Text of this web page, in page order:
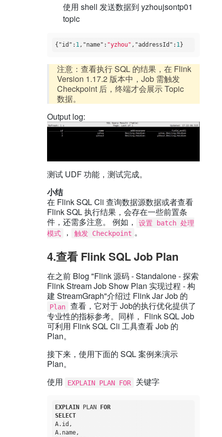
使用 shell 发送数据到 yzhoujsontp01
topic
{ "id" : 1 , "name" : "yzhou" , "addressId" : 1
注意：查看执行 SQL 的结果，在 Flink
Version 1.17.2 版本中，Job 需触发
Checkpoint 后，终端才会展示 Topic
数据。
Output log:
测试 UDF 功能，测试完成。
小结
在 Flink SQL Cli 查询数据源数据或者查看
Flink SQL 执行结果，会存在一些前置条
件，还需多注意。 例如，
设置 batch 处理
模式
， 触发 Checkpoint 。
4.查看 Flink SQL Job Plan
在之前 Blog "Flink 源码 - Standalone - 探索
Flink Stream Job Show Plan 实现过程 - 构
建 StreamGraph"介绍过 Flink Jar Job 的
Plan
查看，它对于 Job的执行优化提供了
专业性的指标参考。同样， Flink SQL Job
可利用 Flink SQL Cli 工具查看 Job 的
Plan。
接下来，使用下面的 SQL 案例来演示
Plan。
使用
EXPLAIN PLAN FOR 关键字
EXPLAIN PLAN
FOR
SELECT
A.id,
A.name,